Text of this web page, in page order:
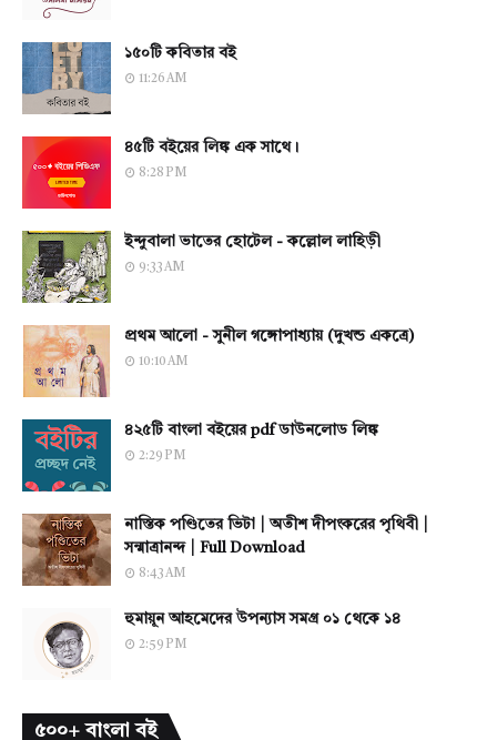
১৫০টি কবিতার বই
11:26 AM
৪৫টি বইয়ের লিঙ্ক এক সাথে।
8:28 PM
ইন্দুবালা ভাতের হোটেল - কল্লোল লাহিড়ী
9:33 AM
প্রথম আলো - সুনীল গঙ্গোপাধ্যায় (দুখন্ড একত্রে)
10:10 AM
৪২৫টি বাংলা বইয়ের pdf ডাউনলোড লিঙ্ক
2:29 PM
নাস্তিক পণ্ডিতের ভিটা | অতীশ দীপংকরের পৃথিবী |
সন্মাত্রানন্দ | Full Download
8:43 AM
হুমায়ূন আহমেদের উপন্যাস সমগ্র ০১ থেকে ১৪
2:59 PM
৫০০+ বাংলা বই